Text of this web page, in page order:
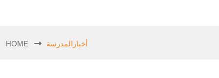
HOME أخبارالمدرسة